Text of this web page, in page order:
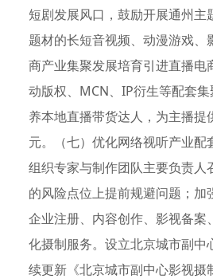
短剧发展风口，鼓励开展通州
题材的长短音视频、动漫游戏
商产业集聚发展培育引进直播
动版权、MCN、IP衍生等配套
养本地直播带货达人，为主播
元。（七）优化网络视听产业
组织专家与制作团队主要负责
的风险点位上提前规避问题；
企业注册、内容创作、影视备
化摄制服务。设立北京城市副
续更新《北京城市副中心影视